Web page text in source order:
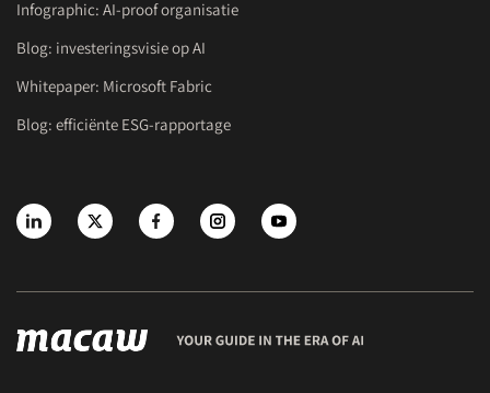
Infographic: AI-proof organisatie
Blog: investeringsvisie op AI
Whitepaper: Microsoft Fabric
Blog: efficiënte ESG-rapportage